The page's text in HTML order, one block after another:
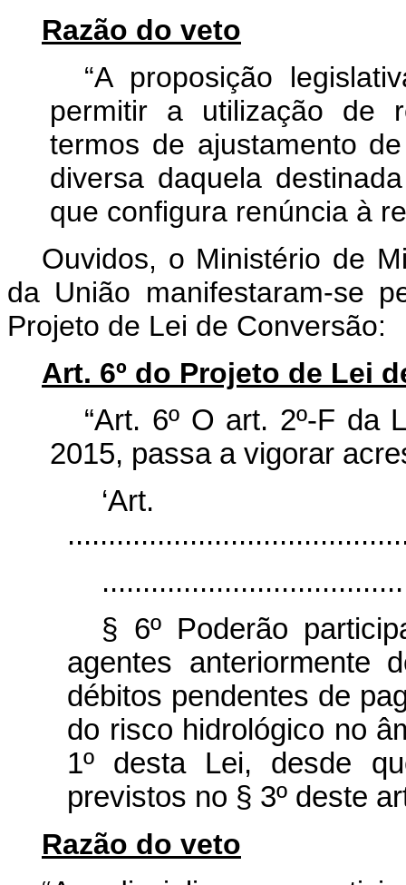
Razão do veto
“A proposição
permitir a utilização de
termos de ajustamento
diversa daquela
que configura renúncia à
Ouvidos, o Ministério de
da União manifestaram-se
Projeto de Lei de Conversão:
Art. 6º do Projeto de Lei
“Art. 6º O art. 2º-F da
2015, passa a vigorar
§ 6º Poderão
agentes anteriormente
débitos pendentes de
do risco hidrológico no
1º desta Lei, desde
previstos no § 3º deste
Razão do veto